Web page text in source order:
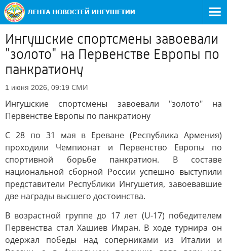
Ингушские спортсмены завоевали
"золото" на Первенстве Европы по
панкратиону
1 июня 2026, 09:19 СМИ
Ингушские спортсмены завоевали "золото" на
Первенстве Европы по панкратиону
С 28 по 31 мая в Ереване (Республика Армения)
проходили Чемпионат и Первенство Европы по
спортивной борьбе панкратион. В составе
национальной сборной России успешно выступили
представители Республики Ингушетия, завоевавшие
две награды высшего достоинства.
В возрастной группе до 17 лет (U-17) победителем
Первенства стал Хашиев Имран. В ходе турнира он
одержал победы над соперниками из Италии и